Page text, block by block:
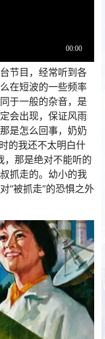
节目，经常听到各
在短波的一些频率
于一般的杂音，是
会出现，保证风雨
是怎么回事，奶奶
的我还不太明白什
，那是绝对不能听的
抓走的。幼小的我
“被抓走”的恐惧之外